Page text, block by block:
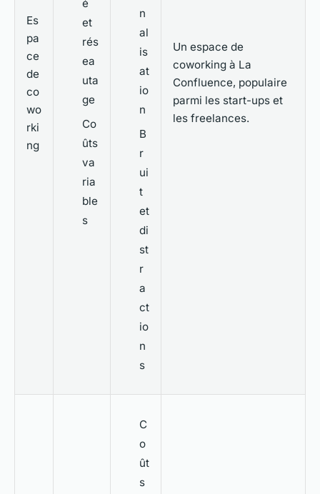
Es
pa
ce
de
co
wo
rki
ng
é
et
rés
ea
uta
ge
Co
ûts
va
ria
ble
s
n
al
is
at
io
n
B
r
ui
t
et
di
st
r
a
ct
io
n
s
Un espace de
coworking à La
Confluence, populaire
parmi les start-ups et
les freelances.
C
o
ût
s